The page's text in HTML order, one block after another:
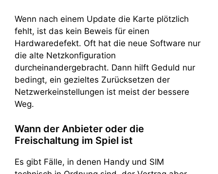
Wenn nach einem Update die Karte plötzlich
fehlt, ist das kein Beweis für einen
Hardwaredefekt. Oft hat die neue Software nur
die alte Netzkonfiguration
durcheinandergebracht. Dann hilft Geduld nur
bedingt, ein gezieltes Zurücksetzen der
Netzwerkeinstellungen ist meist der bessere
Weg.
Wann der Anbieter oder die
Freischaltung im Spiel ist
Es gibt Fälle, in denen Handy und SIM